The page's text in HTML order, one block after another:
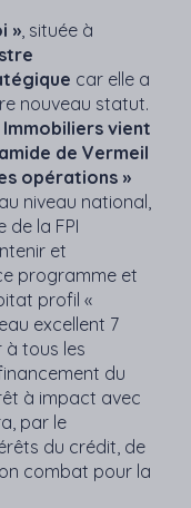
» , située à
car elle a
nouveau statut.
vient
de Vermeil
opérations »
niveau national,
de la FPI
et
programme et
profil «
excellent 7
à tous les
du
à impact avec
par le
du crédit, de
combat pour la